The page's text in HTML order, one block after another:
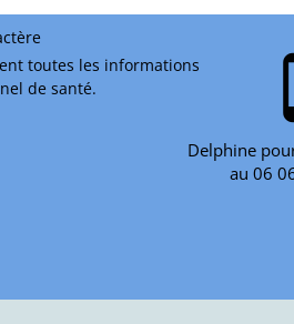
Delphine
au 06
toutes les informations
de santé.